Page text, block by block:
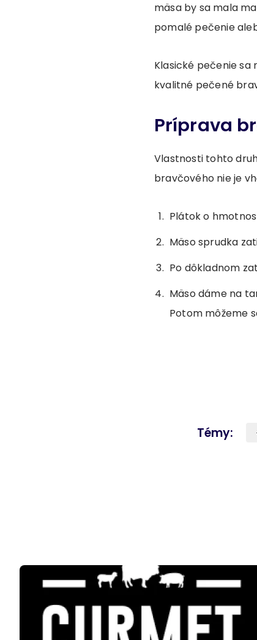
mäsa by sa mala
pomalé pečenie
Klasické pečenie
kvalitné pečené
Príprava
Vlastnosti tohto
bravčového nie je
Plátok o
Mäso sprudka
Po dôkladnom
Mäso dáme na
Potom môžeme
Témy